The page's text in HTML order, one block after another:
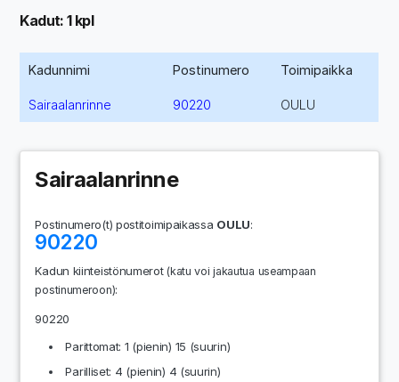
Kadut: 1 kpl
Kadunnimi Postinumero Toimipaikka
Sairaalanrinne 90220 OULU
Sairaalanrinne
Postinumero(t) postitoimipaikassa OULU:
90220
Kadun kiinteistönumerot(katu voi jakautua useampaan
postinumeroon):
90220
Parittomat: 1 (pienin) 15 (suurin)
Parilliset: 4 (pienin) 4 (suurin)